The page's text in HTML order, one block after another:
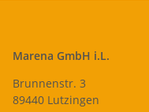
Marena GmbH i.L.
Brunnenstr. 3
89440 Lutzingen